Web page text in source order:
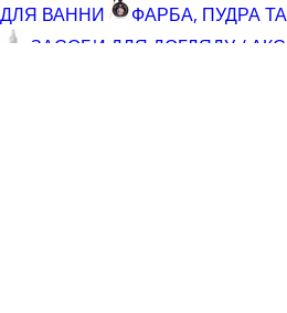
ДЛЯ ВАННИ
ФАРБА, ПУДРА
ЗАСОБИ ДЛЯ ДОГЛЯДУ /